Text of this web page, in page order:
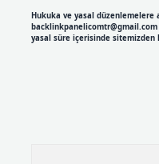
Hukuka ve yasal düzenlemelere
backlinkpanelicomtr@gmail.com
yasal süre içerisinde sitemizden